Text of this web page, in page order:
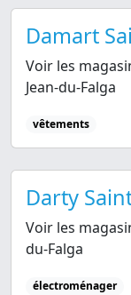
Damart
Voir les
Jean-du-Falga
vêtements
Darty
Voir les
du-Falga
électroménager